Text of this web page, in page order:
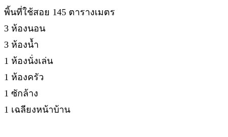
พิ้นที่ใช้สอย 145 ตารางเมตร
3 ห้องนอน
3 ห้องน้ำ
1 ห้องนั่งเล่น
1 ห้องครัว
1 ซักล้าง
1 เฉลียงหน้าบ้าน